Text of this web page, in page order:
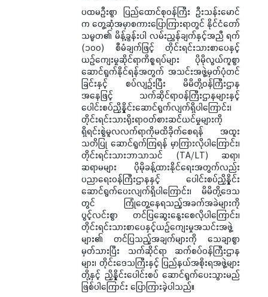
ပထမဦးစွာ ပြည်ထောင်စုဝန်ကြီး ဦးသန်းမောင်
က တွေ့ဆုံအမှာစကားပြောကြားရာတွင် နိုင်ငံတော်
သမ္မတ၏ မိန့်ခွန်းပါ လမ်းညွှန်ချက်နှင့်အညီ ရက်
(၁၀၀) စီမံချက်ဖြင့် တိုင်းရင်းသားစာပေနှင့်
ယဉ်ကျေးမှုဆိုင်ရာကိစ္စရပ်များ ပိုမိုလွယ်ကူစွာ
ဆောင်ရွက်နိုင်ရန်အတွက် အသင်းအဖွဲ့မှတ်ပုံတင်
ခြင်းနှင့် စပ်လျဉ်းပြီး မိမိတို့ဝန်ကြီးဌာန
အနေဖြင့် သက်ဆိုင်ရာဝန်ကြီးဌာနများနှင့်
ပေါင်းစပ်ညှိနှိုင်းဆောင်ရွက်လျက်ရှိပါကြောင်း၊
တိုင်းရင်းသားရိုးရာဝတ်စားဆင်ယင်မှုများကို
ရှိရင်းစွဲမူလလက်ရာကိုမထိခိုက်စေရန် အထူး
သတိပြု ဆောင်ရွက်ကြရန် မှာကြားလိုပါကြောင်း၊
တိုင်းရင်းသားဘာသာသင် (TA/LT) ဆရာ၊
ဆရာမများ ပိုမိုခန့်ထားနိုင်ရေးအတွက်လည်း
ပညာရေးဝန်ကြီးဌာနနှင့် ပေါင်းစပ်ညှိနှိုင်း
ဆောင်ရွက်ပေးလျက်ရှိပါကြောင်း၊ မိမိတို့ဒေသ
တွင် ကြုံတွေ့နေရသည့်အခက်အခဲများကို
ပွင့်လင်းစွာ တင်ပြဆွေးနွေးစေလိုပါကြောင်း၊
တိုင်းရင်းသားစာပေနှင့်ယဉ်ကျေးမှုအသင်းအဖွဲ့
များ၏ တင်ပြသည့်အချက်များကို သေချာစွာ
မှတ်သားပြီး သက်ဆိုင်ရာ ဆက်စပ်ဝန်ကြီးဌာန
များ၊ တိုင်းဒေသကြီးနှင့် ပြည်နယ်အစိုးရအဖွဲ့များ
တို့နှင့် ညှိနှိုင်းပေါင်းစပ် ဆောင်ရွက်ပေးသွားမည်
ဖြစ်ပါကြောင်း ပြောကြားခဲ့ပါသည်။